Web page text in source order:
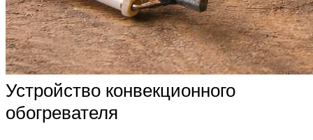
Устройство конвекционного
обогревателя